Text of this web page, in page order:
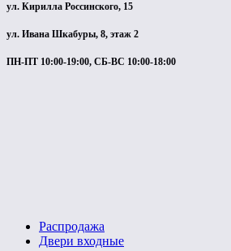
ул. Кирилла Россинского, 15
ул. Ивана Шкабуры, 8, этаж 2
ПН-ПТ 10:00-19:00, СБ-ВС 10:00-18:00
Распродажа
Двери входные